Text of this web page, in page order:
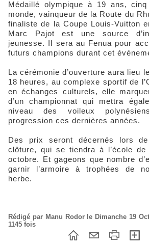
Médaillé olympique à 19 ans,
monde, vainqueur de la Route du
finaliste de la Coupe Louis-Vuitton
Marc Pajot est une source
jeunesse. Il sera au Fenua pour
futurs champions durant cet
La cérémonie d’ouverture aura lieu
18 heures, au complexe sportif de
en échanges culturels, elle
d’un championnat qui mettra
niveau des voileux
progression ces dernières années.
Des prix seront décernés lors
clôture, qui se tiendra à l’école de
octobre. Et gageons que nombre
garnir l’armoire à trophées de
herbe.
Rédigé par Manu Rodor le Dimanche 19
1145 fois